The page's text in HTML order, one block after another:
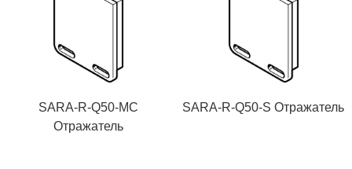
SARA-R-Q50-MC
Отражатель
SARA-R-Q50-S Отражатель